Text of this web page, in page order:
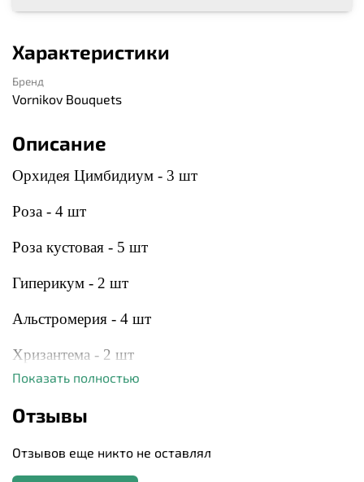
Характеристики
Бренд
Vornikov Bouquets
Описание
Орхидея Цимбидиум - 3 шт
Роза - 4 шт
Роза кустовая - 5 шт
Гиперикум - 2 шт
Альстромерия - 4 шт
Хризантема - 2 шт
Гортензия - 2 шт
Писташ
Показать полностью
Отзывы
Отзывов еще никто не оставлял